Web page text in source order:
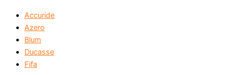
Accuride
Azero
Blum
Ducasse
Fifa